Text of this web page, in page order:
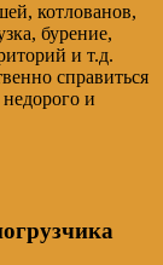
котлованов,
бурение,
и т.д.
справиться
недорого и